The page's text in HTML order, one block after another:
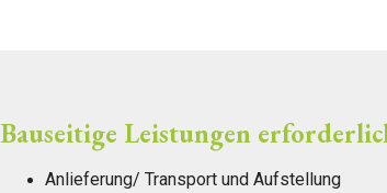
Bauseitige Leistungen
Anlieferung/ Transport und Aufstellung